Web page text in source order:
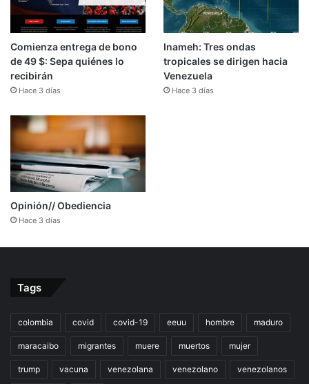
Comienza entrega de bono
de 49 $: Sepa quiénes lo
recibirán
Hace 3 días
Inameh: Tres ondas
tropicales se dirigen hacia
Venezuela
Hace 3 días
Opinión// Obediencia
Hace 3 días
Tags
colombia covid covid-19 eeuu hombre maduro
maracaibo migrantes muere muertos mujer
trump vacuna venezolana venezolano venezolanos